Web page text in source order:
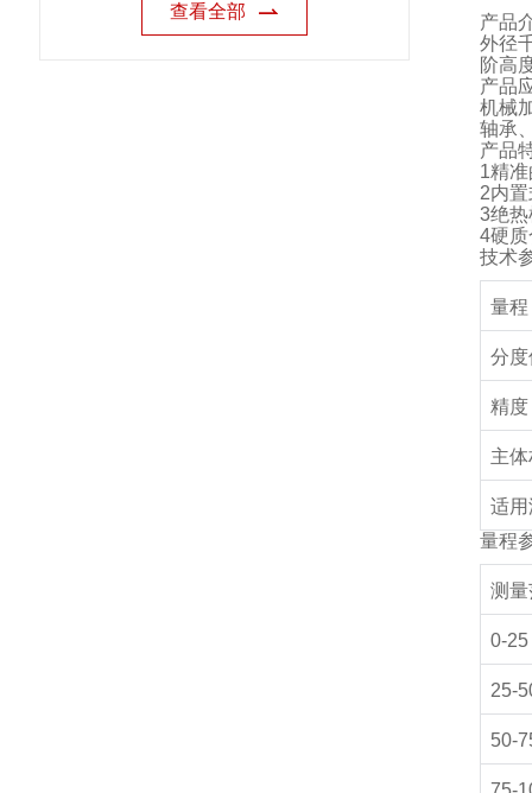
查看全部
产品
外径
阶高
产品
机械
轴承
产品
1精
2内
3绝
4硬
技术
量程
分度
精度
主
适
量程
测
0-25
25-
50-